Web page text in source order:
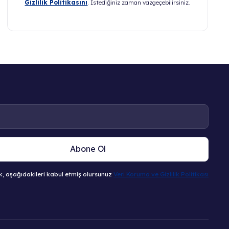
Gizlilik Politikasını . İstediğiniz zaman vazgeçebilirsiniz.
Abone Ol
aşağıdakileri kabul etmiş olursunuz Veri Koruma ve Gizlilik Politikası